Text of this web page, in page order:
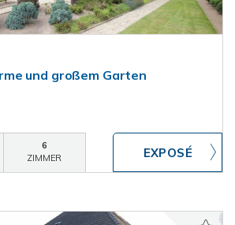
und großem Garten
6
ZIMMER